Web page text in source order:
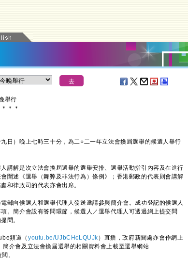
舉行
＊ ＊ ＊
）晚上七時三十分，為二○二一年立法會換屆選舉的候選人舉行
解是次立法會換屆選舉的選舉安排、選舉活動指引內容及在進行
闡述《選舉（舞弊及非法行為）條例》；香港郵政的代表則會講解
和律政司的代表亦會出席。
向候選人和選舉代理人發送邀請參與簡介會。成功登記的候選人
。簡介會設有答問環節，候選人／選舉代理人可透過網上提交問
問。
頻道（ youtu.be/UJbCHcLQUJk ）直播，政府新聞處亦會作網上
簡介會及立法會換屆選舉的相關資料會上載至選舉網站
。